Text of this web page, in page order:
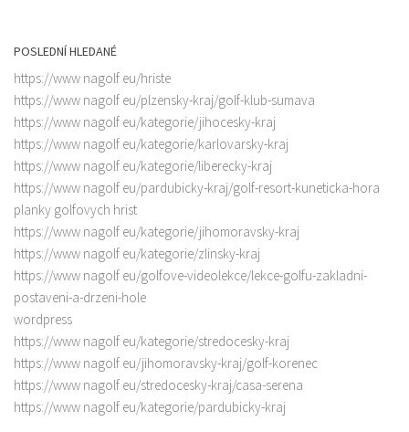
POSLEDNÍ HLEDANÉ
https://www nagolf eu/hriste
https://www nagolf eu/plzensky-kraj/golf-klub-sumava
https://www nagolf eu/kategorie/jihocesky-kraj
https://www nagolf eu/kategorie/karlovarsky-kraj
https://www nagolf eu/kategorie/liberecky-kraj
https://www nagolf eu/pardubicky-kraj/golf-resort-kuneticka-hora
planky golfovych hrist
https://www nagolf eu/kategorie/jihomoravsky-kraj
https://www nagolf eu/kategorie/zlinsky-kraj
https://www nagolf eu/golfove-videolekce/lekce-golfu-zakladni-
postaveni-a-drzeni-hole
wordpress
https://www nagolf eu/kategorie/stredocesky-kraj
https://www nagolf eu/jihomoravsky-kraj/golf-korenec
https://www nagolf eu/stredocesky-kraj/casa-serena
https://www nagolf eu/kategorie/pardubicky-kraj